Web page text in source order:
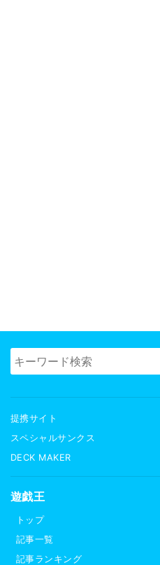
提携サイト
スペシャルサンクス
DECK MAKER
遊戯王
トップ
記事一覧
記事ランキング